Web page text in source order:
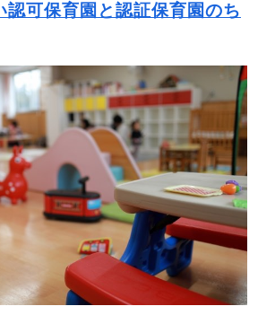
認可保育園と認証保育園のち